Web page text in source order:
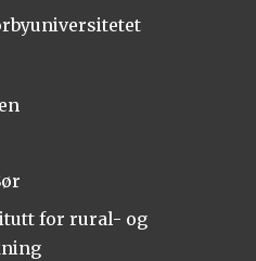
for rural- og